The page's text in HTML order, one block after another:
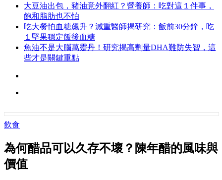
大豆油出包，豬油意外翻紅？營養師：吃對這１件事，
飽和脂肪也不怕
吃大餐怕血糖飆升？減重醫師揭研究：飯前30分鐘，吃
１堅果穩定飯後血糖
魚油不是大腦萬靈丹！研究揭高劑量DHA難防失智，這
些才是關鍵重點
飲食
為何醋品可以久存不壞？陳年醋的風味與
價值